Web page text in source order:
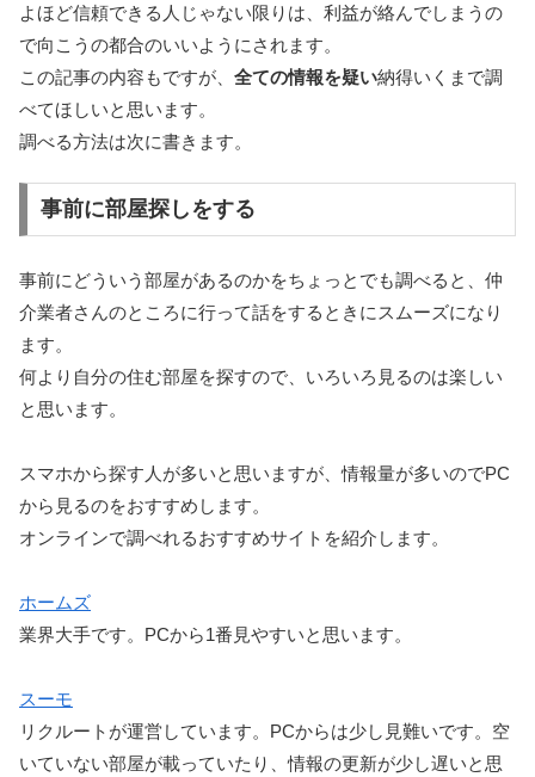
よほど信頼できる人じゃない限りは、利益が絡んでしまうの
で向こうの都合のいいようにされます。
この記事の内容もですが、 全ての情報を疑い納得いくまで調
べてほしいと思います。
調べる方法は次に書きます。
事前に部屋探しをする
事前にどういう部屋があるのかをちょっとでも調べると、仲
介業者さんのところに行って話をするときにスムーズになり
ます。
何より自分の住む部屋を探すので、いろいろ見るのは楽しい
と思います。
スマホから探す人が多いと思いますが、情報量が多いのでPC
から見るのをおすすめします。
オンラインで調べれるおすすめサイトを紹介します。
ホームズ
業界大手です。PCから1番見やすいと思います。
スーモ
リクルートが運営しています。PCからは少し見難いです。空
いていない部屋が載っていたり、情報の更新が少し遅いと思